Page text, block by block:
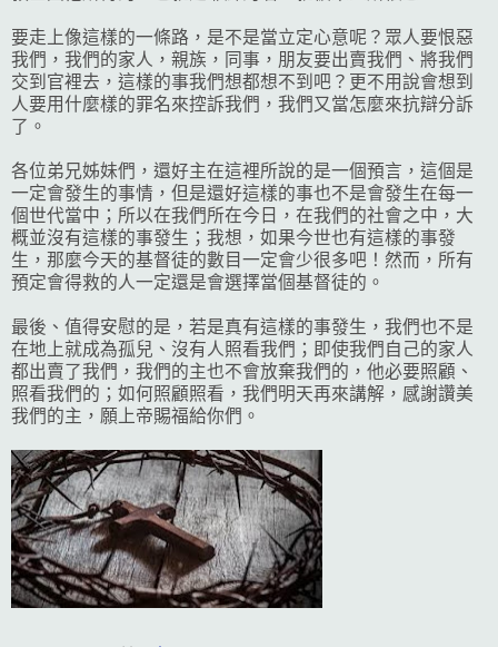
要走上像這樣的一條路，是不是當立定心意呢？眾人要恨惡
我們，我們的家人，親族，同事，朋友要出賣我們、將我們
交到官裡去，這樣的事我們想都想不到吧？更不用說會想到
人要用什麼樣的罪名來控訴我們，我們又當怎麼來抗辯分訴
了。
各位弟兄姊妹們，還好主在這裡所說的是一個預言，這個是
一定會發生的事情，但是還好這樣的事也不是會發生在每一
個世代當中；所以在我們所在今日，在我們的社會之中，大
概並沒有這樣的事發生；我想，如果今世也有這樣的事發
生，那麼今天的基督徒的數目一定會少很多吧！然而，所有
預定會得救的人一定還是會選擇當個基督徒的。
最後、值得安慰的是，若是真有這樣的事發生，我們也不是
在地上就成為孤兒、沒有人照看我們；即使我們自己的家人
都出賣了我們，我們的主也不會放棄我們的，他必要照顧、
照看我們的；如何照顧照看，我們明天再來講解，感謝讚美
我們的主，願上帝賜福給你們。